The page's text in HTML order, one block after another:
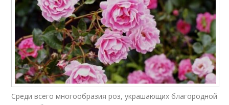
Среди всего многообразия роз, украшающих благородной